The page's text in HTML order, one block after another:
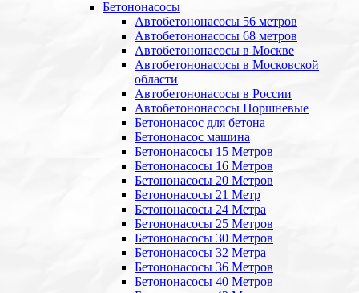
Бетононасосы
Автобетононасосы 56 метров
Автобетононасосы 68 метров
Автобетононасосы в Москве
Автобетононасосы в Московской
области
Автобетононасосы в России
Автобетононасосы Поршневые
Бетононасос для бетона
Бетононасос машина
Бетононасосы 15 Метров
Бетононасосы 16 Метров
Бетононасосы 20 Метров
Бетононасосы 21 Метр
Бетононасосы 24 Метра
Бетононасосы 25 Метров
Бетононасосы 30 Метров
Бетононасосы 32 Метра
Бетононасосы 36 Метров
Бетононасосы 40 Метров